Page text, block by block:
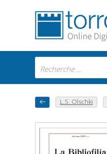
L.S. Olschki